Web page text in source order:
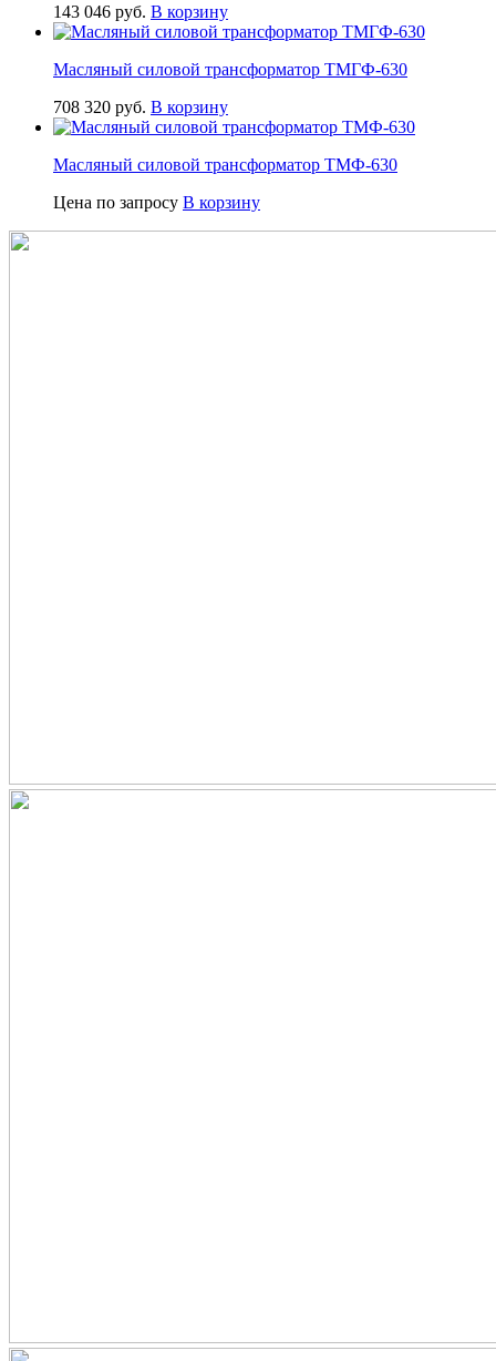
143 046 руб. В корзину
Масляный силовой трансформатор ТМГФ-630
708 320 руб. В корзину
Масляный силовой трансформатор ТМФ-630
Цена по запросу В корзину